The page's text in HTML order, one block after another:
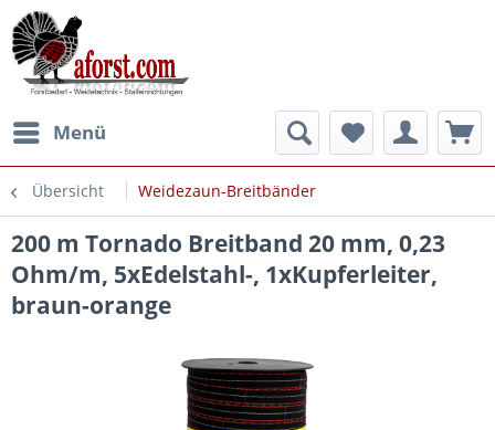
Menü
Übersicht Weidezaun-Breitbänder
200 m Tornado Breitband 20 mm, 0,23
Ohm/m, 5xEdelstahl-, 1xKupferleiter,
braun-orange